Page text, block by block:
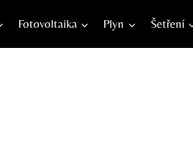
Fotovoltaika Plyn Šetření